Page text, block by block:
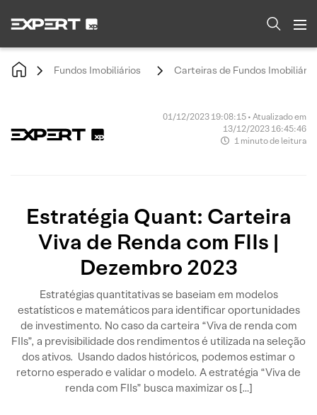
Fundos Imobiliários Carteiras de Fundos
01/12/2023 19:08:15 • Atualizado em
13/12/2023 16:45:46
1 minuto de leitura
Estratégia Quant: Carteira
Viva de Renda com FIIs |
Dezembro 2023
Estratégias quantitativas se baseiam em modelos
estatísticos e matemáticos para identificar oportunidades
de investimento. No caso da carteira “Viva de renda com
FIIs”, a previsibilidade dos rendimentos é utilizada na seleção
dos ativos. Usando dados históricos, podemos estimar o
retorno esperado e validar o modelo. A estratégia “Viva de
renda com FIIs” busca maximizar os […]